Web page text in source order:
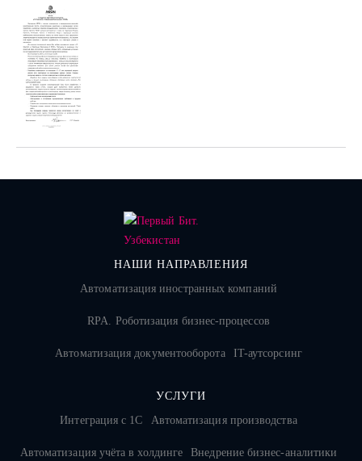
НАШИ НАПРАВЛЕНИЯ
Автоматизация иностранных компаний
RPA. Роботизация бизнес-процессов
Автоматизация документооборота IT-аутсорсинг
УСЛУГИ
Интеграция с 1С
Автоматизация производства
Автоматизация учёта в холдинге Внедрение бизнес-аналитики